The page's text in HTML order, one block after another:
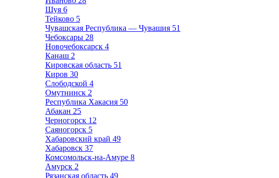
Шуя 6
Тейково 5
Чувашская Республика — Чувашия 51
Чебоксары 28
Новочебоксарск 4
Канаш 2
Кировская область 51
Киров 30
Слободской 4
Омутнинск 2
Республика Хакасия 50
Абакан 25
Черногорск 12
Саяногорск 5
Хабаровский край 49
Хабаровск 37
Комсомольск-на-Амуре 8
Амурск 2
Рязанская область 49